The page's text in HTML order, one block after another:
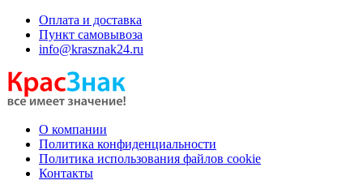
Оплата и доставка
Пункт самовывоза
info@krasznak24.ru
О компании
Политика конфиденциальности
Политика использования файлов cookie
Контакты